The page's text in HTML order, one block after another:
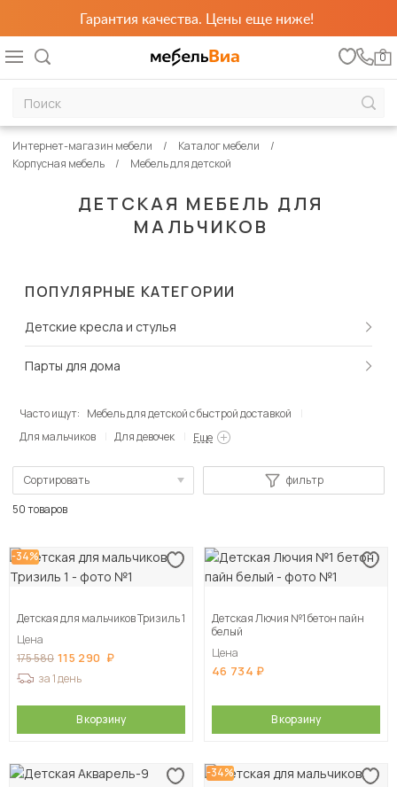
Гарантия качества. Цены еще ниже!
0
ДЕТСКАЯ МЕБЕЛЬ ДЛЯ
МАЛЬЧИКОВ
Интернет-магазин мебели
Каталог мебели
Корпусная мебель
Мебель для детской
ПОПУЛЯРНЫЕ КАТЕГОРИИ
Детские кресла и стулья
Парты для дома
Часто ищут: Мебель для детской с быстрой доставкой
Для мальчиков
Для девочек Еще
Сортировать
Сначала дорогие
фильтр
50 товаров
-34%
Детская для мальчиков Тризиль 1
Цена
175 580 115 290
за 1 день
В корзину
Детская Лючия №1 бетон пайн
белый
Цена
46 734
В корзину
-34%